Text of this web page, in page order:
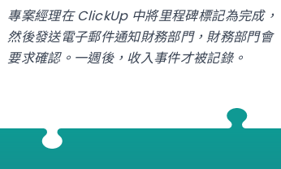
專案經理在 ClickUp 中將里程碑標記為完成，
然後發送電子郵件通知財務部門，財務部門會
要求確認。一週後，收入事件才被記錄。